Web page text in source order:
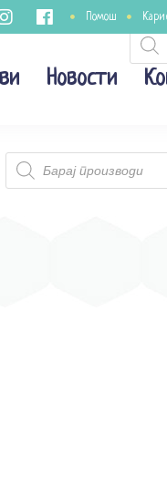
Помош
Новости
Products
search
search